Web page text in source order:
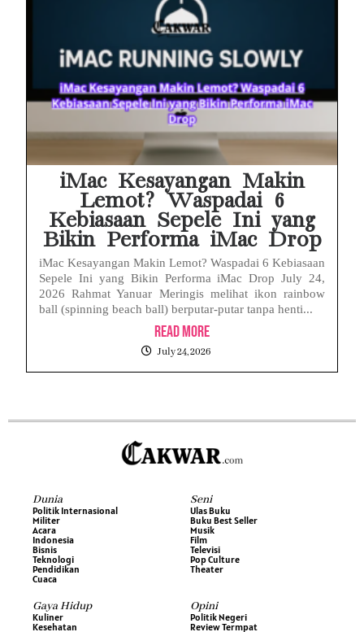
iMac Kesayangan Makin
Lemot? Waspadai 6
Kebiasaan Sepele Ini yang
Bikin Performa iMac Drop
iMac Kesayangan Makin Lemot? Waspadai 6 Kebiasaan
Sepele Ini yang Bikin Performa iMac Drop July 24,
2026 Rahmat Yanuar Meringis melihat ikon rainbow
ball (spinning beach ball) berputar-putar tanpa henti...
Read More
July 24, 2026
Dunia
Politik Internasional
Militer
Acara
Indonesia
Bisnis
Teknologi
Pendidikan
Cuaca
Seni
Ulas Buku
Buku Best Seller
Musik
Film
Televisi
Pop Culture
Theater
Gaya Hidup
Kuliner
Kesehatan
Opini
Politik Negeri
Review Termpat